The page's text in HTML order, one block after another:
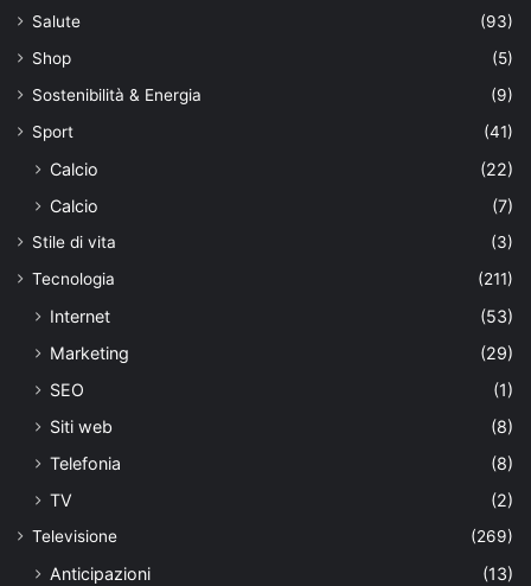
Salute
(93)
Shop
(5)
Sostenibilità & Energia
(9)
Sport
(41)
Calcio
(22)
Calcio
(7)
Stile di vita
(3)
Tecnologia
(211)
Internet
(53)
Marketing
(29)
SEO
(1)
Siti web
(8)
Telefonia
(8)
TV
(2)
Televisione (269)
Anticipazioni
(13)